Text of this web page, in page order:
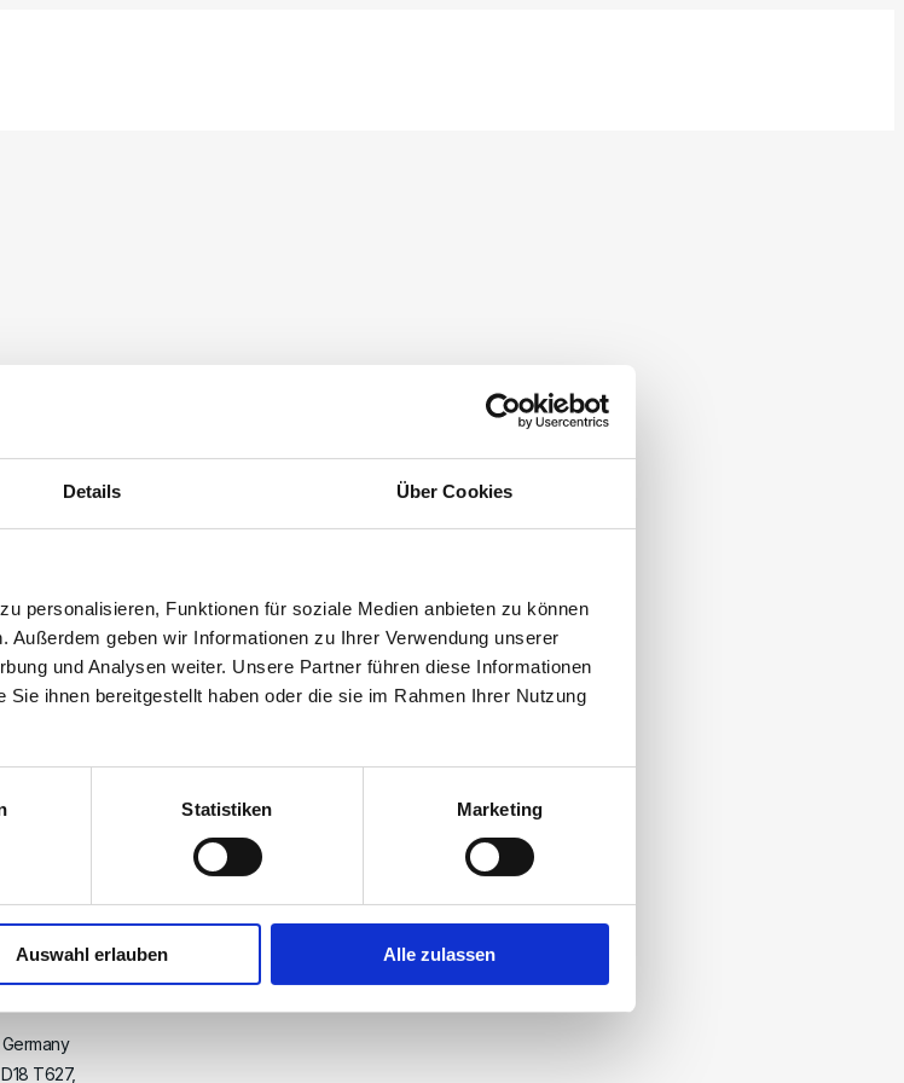
Details Über Cookies
personalisieren, Funktionen für soziale Medien anbieten zu können
geben wir Informationen zu Ihrer Verwendung unserer
und Analysen weiter. Unsere Partner führen diese Informationen
ihnen bereitgestellt haben oder die sie im Rahmen Ihrer Nutzung
Statistiken Marketing
Auswahl erlauben Alle zulassen
T627,